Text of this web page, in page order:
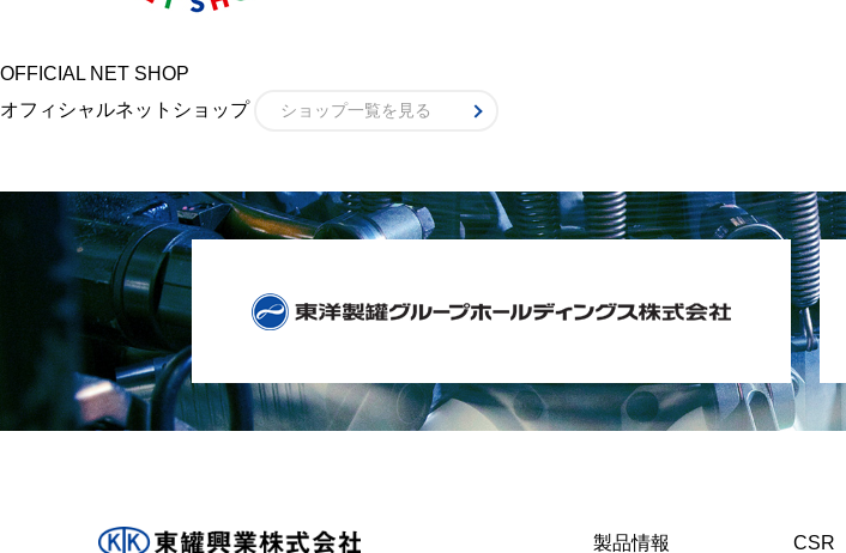
OFFICIAL NET SHOP
オフィシャルネットショップ
ショップ一覧を見る
製品情報 CSR